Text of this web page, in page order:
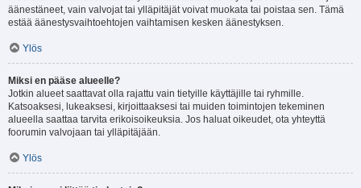
äänestäneet, vain valvojat tai ylläpitäjät voivat muokata tai poistaa sen. Tämä
estää äänestysvaihtoehtojen vaihtamisen kesken äänestyksen.
Ylös
Miksi en pääse alueelle?
Jotkin alueet saattavat olla rajattu vain tietyille käyttäjille tai ryhmille.
Katsoaksesi, lukeaksesi, kirjoittaaksesi tai muiden toimintojen tekeminen
alueella saattaa tarvita erikoisoikeuksia. Jos haluat oikeudet, ota yhteyttä
foorumin valvojaan tai ylläpitäjään.
Ylös